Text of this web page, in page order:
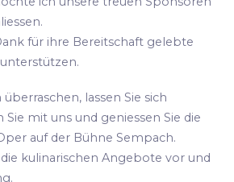
für ihre Bereitschaft gelebte
überraschen, lassen Sie sich
mit uns und geniessen Sie die
auf der Bühne Sempach.
kulinarischen Angebote vor und